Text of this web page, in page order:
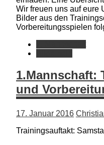
Wir freuen uns auf eure
Bilder aus den
Vorbereitungsspielen
1.Mannschaft:
und
17. Januar 2016
Trainingsauftakt: